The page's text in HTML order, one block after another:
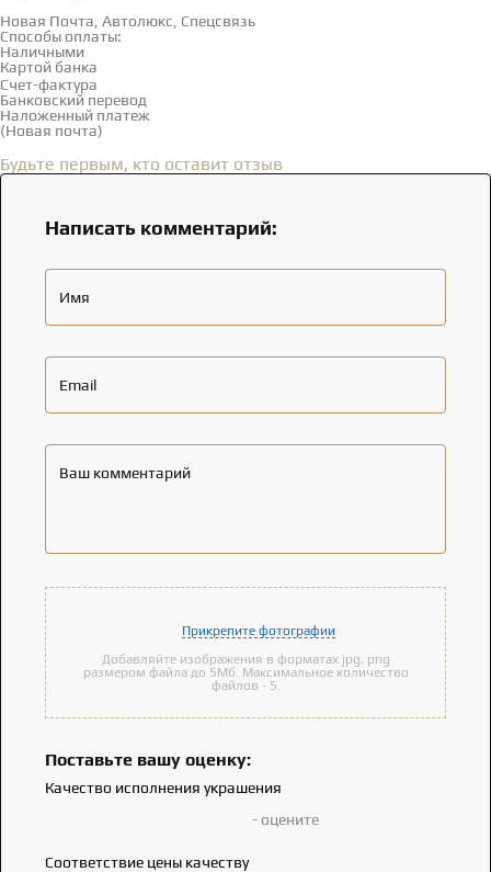
Новая Почта, Автолюкс, Спецсвязь
Способы оплаты:
Наличными
Картой банка
Счет-фактура
Банковский перевод
Наложенный платеж
(Новая почта)
Будьте первым, кто оставит отзыв
Написать комментарий:
Имя
Email
Ваш комментарий
Прикрепите фотографии
Добавляйте изображения в форматах jpg, png
размером файла до 5Мб. Максимальное количество
файлов - 5.
Поставьте вашу оценку:
Качество исполнения украшения
- оцените
Соответствие цены качеству